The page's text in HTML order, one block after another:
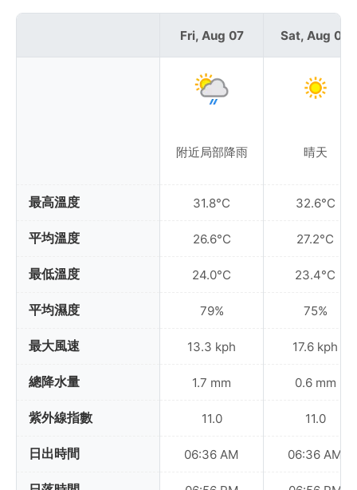
最高溫度
平均溫度
最低溫度
平均濕度
最大風速
總降水量
紫外線指數
日出時間
Fri, Aug 07
附近局部降雨
31.8°C
26.6°C
24.0°C
79%
13.3 kph
1.7 mm
11.0
06:36 AM
Sat, Aug 08
晴天
32.6°C
27.2°C
23.4°C
75%
17.6 kph
0.6 mm
11.0
06:36 AM